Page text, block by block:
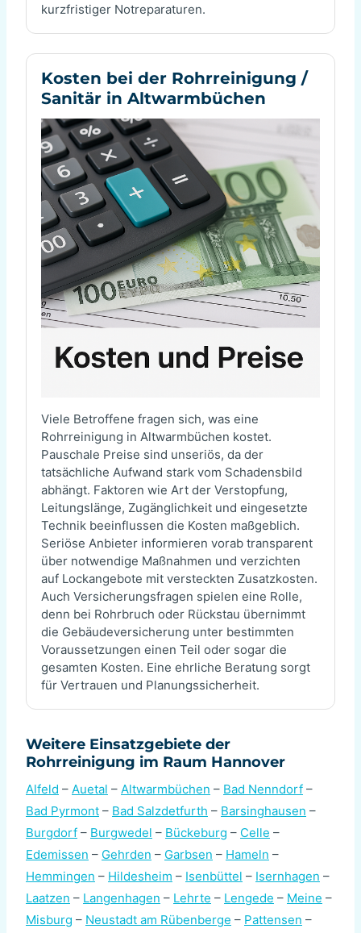
kurzfristiger Notreparaturen.
Kosten bei der Rohrreinigung /
Sanitär in Altwarmbüchen
Viele Betroffene fragen sich, was eine
Rohrreinigung in Altwarmbüchen kostet.
Pauschale Preise sind unseriös, da der
tatsächliche Aufwand stark vom Schadensbild
abhängt. Faktoren wie Art der Verstopfung,
Leitungslänge, Zugänglichkeit und eingesetzte
Technik beeinflussen die Kosten maßgeblich.
Seriöse Anbieter informieren vorab transparent
über notwendige Maßnahmen und verzichten
auf Lockangebote mit versteckten Zusatzkosten.
Auch Versicherungsfragen spielen eine Rolle,
denn bei Rohrbruch oder Rückstau übernimmt
die Gebäudeversicherung unter bestimmten
Voraussetzungen einen Teil oder sogar die
gesamten Kosten. Eine ehrliche Beratung sorgt
für Vertrauen und Planungssicherheit.
Weitere Einsatzgebiete der
Rohrreinigung im Raum Hannover
Alfeld – Auetal – Altwarmbüchen – Bad Nenndorf –
Bad Pyrmont – Bad Salzdetfurth – Barsinghausen –
Burgdorf – Burgwedel – Bückeburg – Celle –
Edemissen – Gehrden – Garbsen – Hameln –
Hemmingen – Hildesheim – Isenbüttel – Isernhagen –
Laatzen – Langenhagen – Lehrte – Lengede – Meine –
Misburg – Neustadt am Rübenberge – Pattensen –